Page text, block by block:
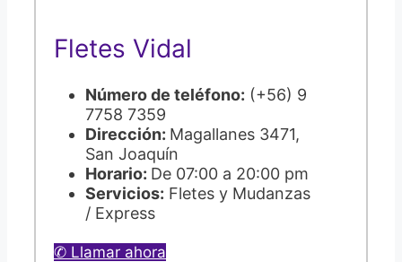
Fletes Vidal
Número de teléfono: (+56) 9
7758 7359
Dirección: Magallanes 3471,
San Joaquín
Horario: De 07:00 a 20:00 pm
Servicios: Fletes y Mudanzas
/ Express
✆ Llamar ahora